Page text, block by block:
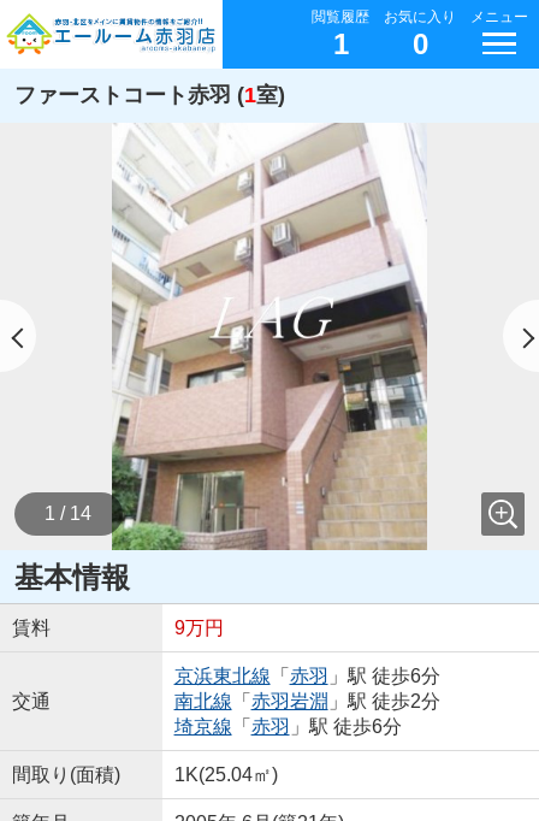
閲覧履歴
1
お気に入り
0
メニュー
ファーストコート赤羽 (1室)
1 / 14
基本情報
賃料 9万円
交通
京浜東北線 「 赤羽 」駅 徒歩6分
南北線 「 赤羽岩淵 」駅 徒歩2分
埼京線 「 赤羽 」駅 徒歩6分
間取り(面積) 1K(25.04㎡)